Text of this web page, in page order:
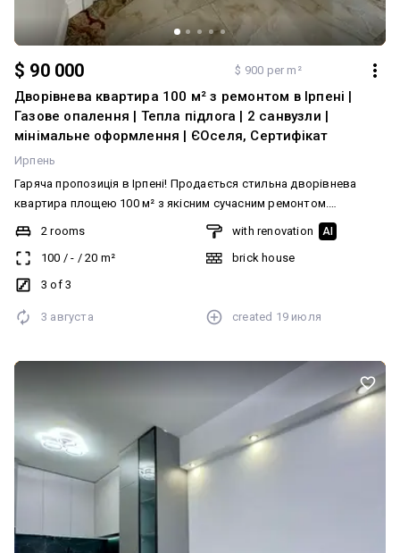
$ 90 000 $ 900 per m²
Дворівнева квартира 100 м² з ремонтом в Ірпені |
Газове опалення | Тепла підлога | 2 санвузли |
мінімальне оформлення | ЄОселя, Сертифікат
Ирпень
Гаряча пропозиція в Ірпені! Продається стильна дворівнева
квартира площею 100 м² з якісним сучасним ремонтом.
Ідеальний варіант для сім’ї, яка цінує простір, комфорт і готове
санвузли • Індивідуальне газове опалення • Тепла водяна підлога
по всій квартирі • Поверх 3/3 Мінімальне оформлення — лише
житловий сертифікат та ваучер. Ціна — 90 000 $. Телефонуйте
на ринку не залишаються! Додатково: Санвузол: Роздільний.
Система опалення: Індивідуальне газове. Ремонт: Авторський
2 rooms
100 /- / 20 m²
3 of 3
with renovation AI
brick house
3 августа created 19 июля